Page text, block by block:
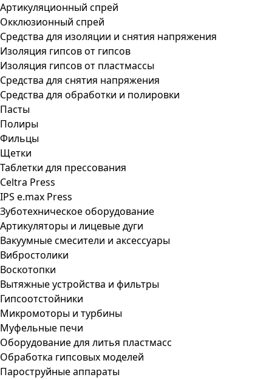
Артикуляционный спрей
Окклюзионный спрей
Средства для изоляции и снятия напряжения
Изоляция гипсов от гипсов
Изоляция гипсов от пластмассы
Средства для снятия напряжения
Средства для обработки и полировки
Пасты
Полиры
Фильцы
Щетки
Таблетки для прессования
Celtra Press
IPS e.max Press
Зуботехническое оборудование
Артикуляторы и лицевые дуги
Вакуумные смесители и аксессуары
Вибростолики
Воскотопки
Вытяжные устройства и фильтры
Гипсоотстойники
Микромоторы и турбины
Муфельные печи
Оборудование для литья пластмасс
Обработка гипсовых моделей
Пароструйные аппараты